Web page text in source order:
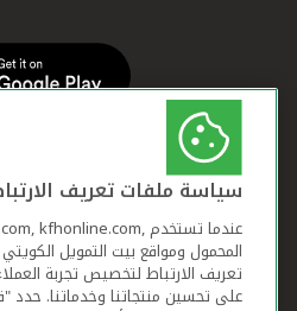
سياسة ملفات تعريف
المحمول ومواقع بيت التمويل
تعريف الارتباط لتخصيص تجربة
على تحسين منتجاتنا وخدماتنا.